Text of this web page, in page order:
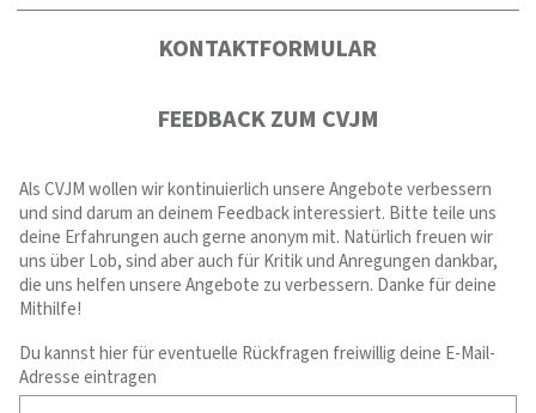
KONTAKTFORMULAR
FEEDBACK ZUM CVJM
Als CVJM wollen wir kontinuierlich unsere Angebote verbessern
und sind darum an deinem Feedback interessiert. Bitte teile uns
deine Erfahrungen auch gerne anonym mit. Natürlich freuen wir
uns über Lob, sind aber auch für Kritik und Anregungen dankbar,
die uns helfen unsere Angebote zu verbessern. Danke für deine
Mithilfe!
Du kannst hier für eventuelle Rückfragen freiwillig deine E-Mail-
Adresse eintragen